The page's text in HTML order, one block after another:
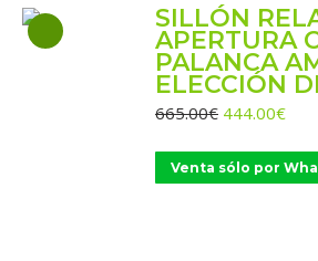
SILLÓN
APERTURA
PALANCA
ELECCIÓN
665.00€ El
original
era:
444.00€El
es:
Venta sólo por